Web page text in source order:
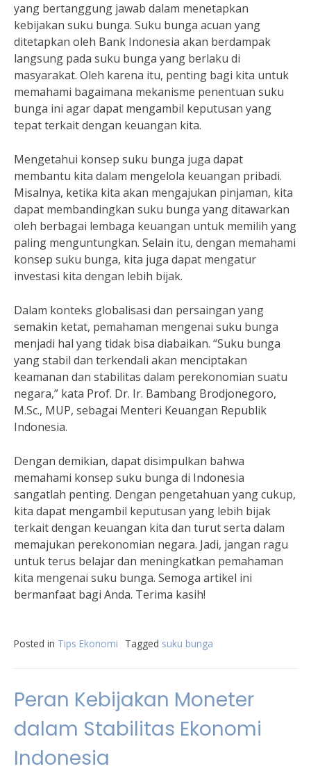
yang bertanggung jawab dalam menetapkan
kebijakan suku bunga. Suku bunga acuan yang
ditetapkan oleh Bank Indonesia akan berdampak
langsung pada suku bunga yang berlaku di
masyarakat. Oleh karena itu, penting bagi kita untuk
memahami bagaimana mekanisme penentuan suku
bunga ini agar dapat mengambil keputusan yang
tepat terkait dengan keuangan kita.
Mengetahui konsep suku bunga juga dapat
membantu kita dalam mengelola keuangan pribadi.
Misalnya, ketika kita akan mengajukan pinjaman, kita
dapat membandingkan suku bunga yang ditawarkan
oleh berbagai lembaga keuangan untuk memilih yang
paling menguntungkan. Selain itu, dengan memahami
konsep suku bunga, kita juga dapat mengatur
investasi kita dengan lebih bijak.
Dalam konteks globalisasi dan persaingan yang
semakin ketat, pemahaman mengenai suku bunga
menjadi hal yang tidak bisa diabaikan. “Suku bunga
yang stabil dan terkendali akan menciptakan
keamanan dan stabilitas dalam perekonomian suatu
negara,” kata Prof. Dr. Ir. Bambang Brodjonegoro,
M.Sc., MUP, sebagai Menteri Keuangan Republik
Indonesia.
Dengan demikian, dapat disimpulkan bahwa
memahami konsep suku bunga di Indonesia
sangatlah penting. Dengan pengetahuan yang cukup,
kita dapat mengambil keputusan yang lebih bijak
terkait dengan keuangan kita dan turut serta dalam
memajukan perekonomian negara. Jadi, jangan ragu
untuk terus belajar dan meningkatkan pemahaman
kita mengenai suku bunga. Semoga artikel ini
bermanfaat bagi Anda. Terima kasih!
Posted in Tips Ekonomi Tagged suku bunga
Peran Kebijakan Moneter
dalam Stabilitas Ekonomi
Indonesia